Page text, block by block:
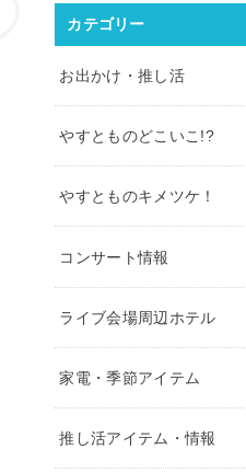
カテゴリー
お出かけ・推し活
やすとものどこいこ!?
やすとものキメツケ！
コンサート情報
ライブ会場周辺ホテル
家電・季節アイテム
推し活アイテム・情報